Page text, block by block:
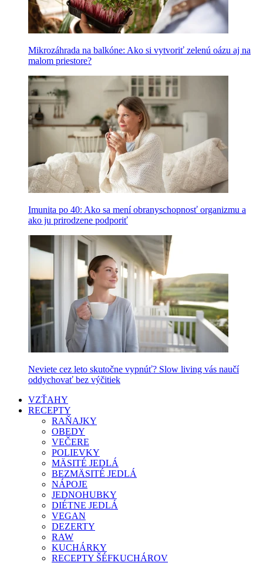
Mikrozáhrada na balkóne: Ako si vytvoriť zelenú oázu aj na
malom priestore?
Imunita po 40: Ako sa mení obranyschopnosť organizmu a
ako ju prirodzene podporiť
Neviete cez leto skutočne vypnúť? Slow living vás naučí
oddychovať bez výčitiek
VZŤAHY
RECEPTY
RAŇAJKY
OBEDY
VEČERE
POLIEVKY
MÄSITÉ JEDLÁ
BEZMÄSITÉ JEDLÁ
NÁPOJE
JEDNOHUBKY
DIÉTNE JEDLÁ
VEGAN
DEZERTY
RAW
KUCHÁRKY
RECEPTY ŠÉFKUCHÁROV